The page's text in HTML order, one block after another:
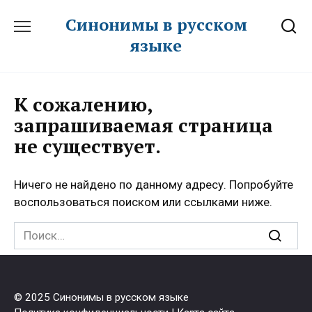
Синонимы в русском
языке
К сожалению,
запрашиваемая страница
не существует.
Ничего не найдено по данному адресу. Попробуйте
воспользоваться поиском или ссылками ниже.
Search
for:
© 2025 Синонимы в русском языке